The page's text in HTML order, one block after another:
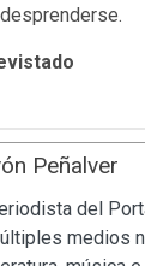
Peñalver
del
medios